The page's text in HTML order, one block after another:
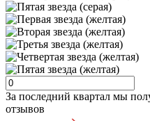
За последний квартал мы
отзывов